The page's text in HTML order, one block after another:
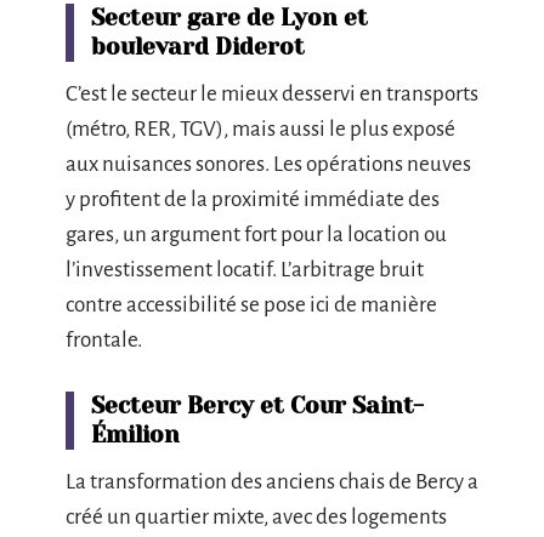
Secteur gare de Lyon et
boulevard Diderot
C’est le secteur le mieux desservi en transports
(métro, RER, TGV), mais aussi le plus exposé
aux nuisances sonores. Les opérations neuves
y profitent de la proximité immédiate des
gares, un argument fort pour la location ou
l’investissement locatif. L’arbitrage bruit
contre accessibilité se pose ici de manière
frontale.
Secteur Bercy et Cour Saint-
Émilion
La transformation des anciens chais de Bercy a
créé un quartier mixte, avec des logements